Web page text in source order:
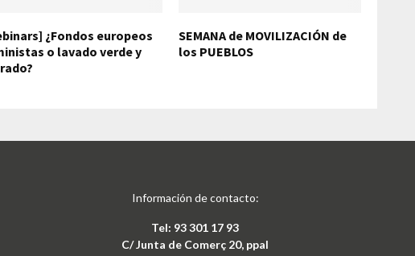
¿Fondos europeos
o lavado verde y
SEMANA de MOVILIZACIÓN de
los PUEBLOS
Información de contacto:
Tel: 93 301 17 93
C/ Junta de Comerç 20, ppal